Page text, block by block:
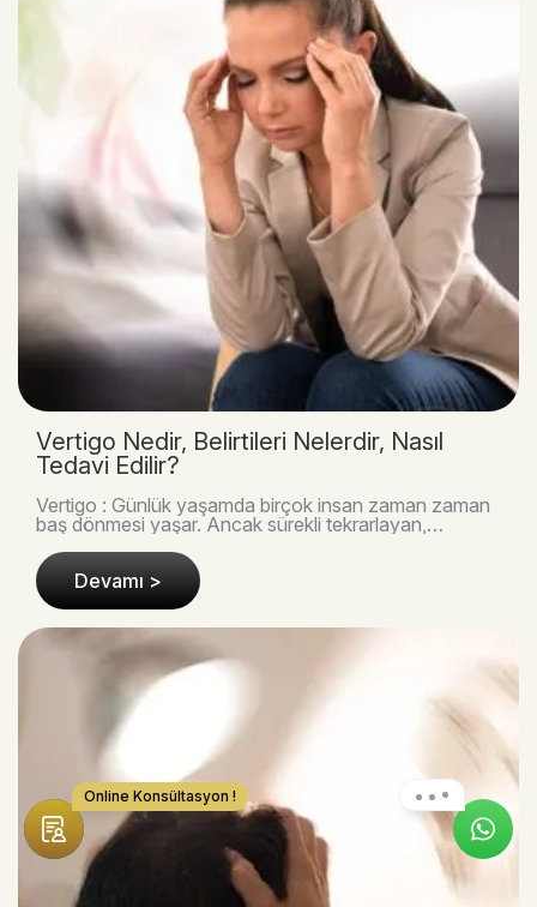
Vertigo Nedir, Belirtileri Nelerdir, Nasıl
Tedavi Edilir?
Vertigo : Günlük yaşamda birçok insan zaman zaman
baş dönmesi yaşar. Ancak sürekli tekrarlayan,
kaybıyla..
Devamı >
Online Konsültasyon !